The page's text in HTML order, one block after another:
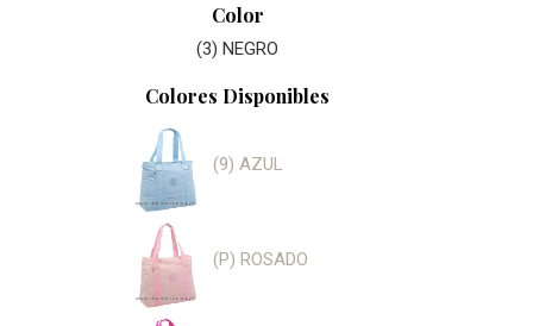
Color
(3) NEGRO
Colores Disponibles
(9) AZUL
(P) ROSADO